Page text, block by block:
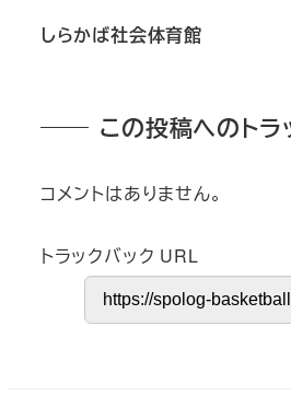
しらかば社会体育館
この投稿へのトラ
コメントはありません。
トラックバック URL